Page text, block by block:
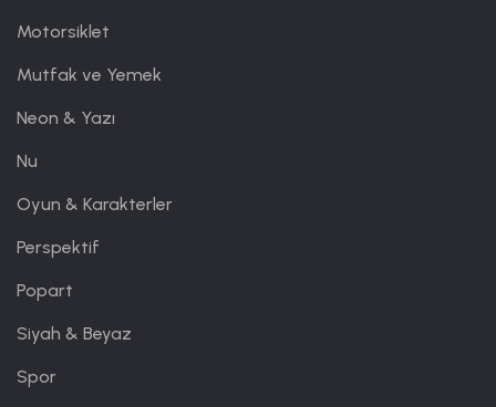
Motorsiklet
Mutfak ve Yemek
Neon & Yazı
Nu
Oyun & Karakterler
Perspektif
Popart
Siyah & Beyaz
Spor